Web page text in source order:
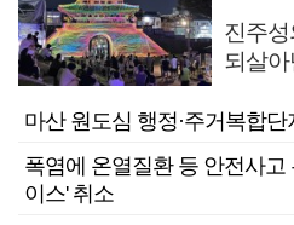
진주
되살
마산 원도심 행정·주거복합
폭염에 온열질환 등 안전사고
이스' 취소